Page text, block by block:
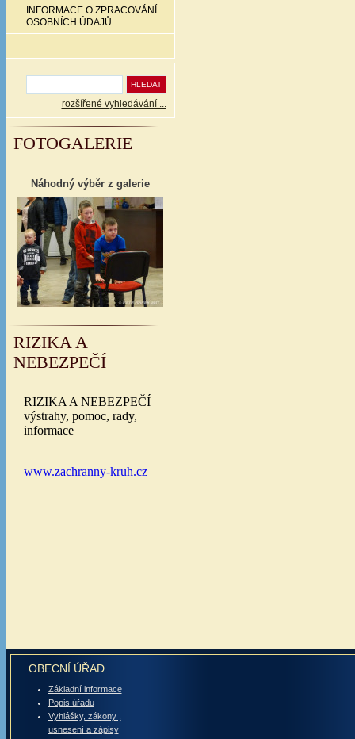
INFORMACE O ZPRACOVÁNÍ
OSOBNÍCH ÚDAJŮ
rozšířené vyhledávání ...
FOTOGALERIE
Náhodný výběr z galerie
RIZIKA A
NEBEZPEČÍ
OBECNÍ ÚŘAD
Základní informace
Popis úřadu
Vyhlášky, zákony ,
usnesení a zápisy